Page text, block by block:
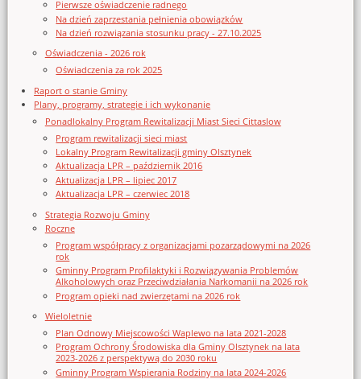
Pierwsze oświadczenie radnego
Na dzień zaprzestania pełnienia obowiązków
Na dzień rozwiązania stosunku pracy - 27.10.2025
Oświadczenia - 2026 rok
Oświadczenia za rok 2025
Raport o stanie Gminy
Plany, programy, strategie i ich wykonanie
Ponadlokalny Program Rewitalizacji Miast Sieci Cittaslow
Program rewitalizacji sieci miast
Lokalny Program Rewitalizacji gminy Olsztynek
Aktualizacja LPR – październik 2016
Aktualizacja LPR – lipiec 2017
Aktualizacja LPR – czerwiec 2018
Strategia Rozwoju Gminy
Roczne
Program współpracy z organizacjami pozarządowymi na 2026
rok
Gminny Program Profilaktyki i Rozwiązywania Problemów
Alkoholowych oraz Przeciwdziałania Narkomanii na 2026 rok
Program opieki nad zwierzętami na 2026 rok
Wieloletnie
Plan Odnowy Miejscowości Waplewo na lata 2021-2028
Program Ochrony Środowiska dla Gminy Olsztynek na lata
2023-2026 z perspektywą do 2030 roku
Gminny Program Wspierania Rodziny na lata 2024-2026